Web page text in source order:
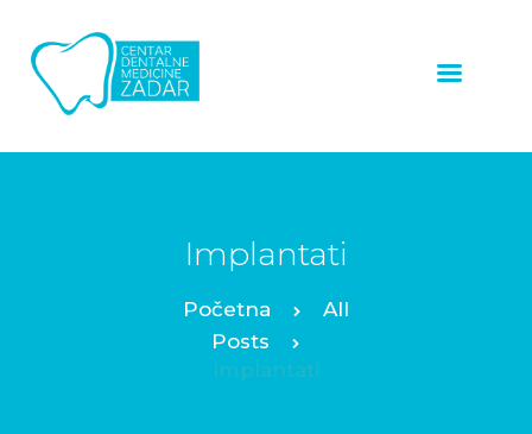
Implantati
All
Posts
Implantati
ZUBNI
IMPLANTATI
ZUBNE KRUNICE
OSTALE USLUGE